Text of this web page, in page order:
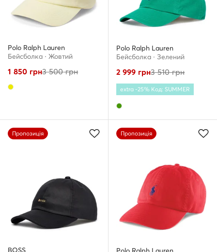
Polo Ralph Lauren
Бейсболка · Жовтий
1 850 грн3 500грн
Polo Ralph Lauren
Бейсболка · Зелений
2 999 грн3 510грн
extra -25% Код: SUMMER
Пропозиція
BOSS
Пропозиція